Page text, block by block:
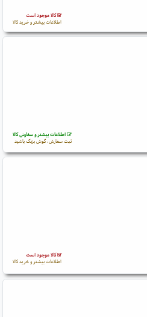
کالا موجود است
اطلاعات بیشتر و خرید کالا
اطلاعات بیشتر و سفارش کالا
ثبت سفارش، گوش بزنگ باشید
کالا موجود است
اطلاعات بیشتر و خرید کالا